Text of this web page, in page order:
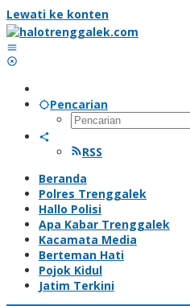
Lewati ke konten
Pencarian
RSS
Beranda
Polres Trenggalek
Hallo Polisi
Apa Kabar Trenggalek
Kacamata Media
Berteman Hati
Pojok Kidul
Jatim Terkini